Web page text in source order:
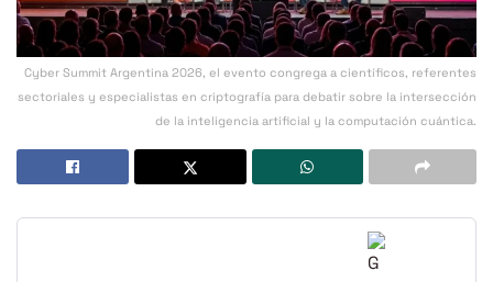
Cyber Summit Argentina 2026, el evento congrega a científicos, referentes
sectoriales y especialistas en criptografía para debatir sobre la intersección
de la inteligencia artificial y la computación cuántica.